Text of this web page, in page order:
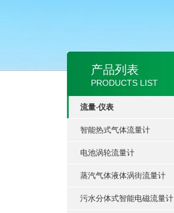
产品列表
PRODUCTS LIST
流量-仪表
智能热式气体流量计
电池涡轮流量计
蒸汽气体液体涡街流量计
污水分体式智能电磁流量计